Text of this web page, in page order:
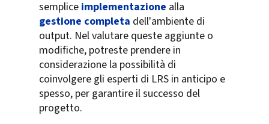
semplice implementazione alla
gestione completa dell'ambiente di
output. Nel valutare queste aggiunte o
modifiche, potreste prendere in
considerazione la possibilità di
coinvolgere gli esperti di LRS in anticipo e
spesso, per garantire il successo del
progetto.